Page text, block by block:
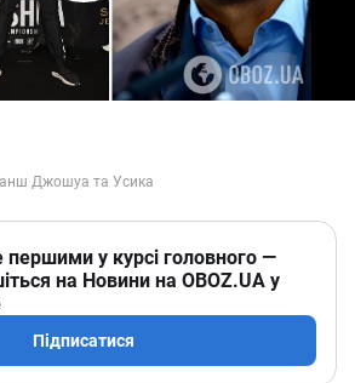
першими у курсі головного —
на Новини на OBOZ.UA у
Підписатися